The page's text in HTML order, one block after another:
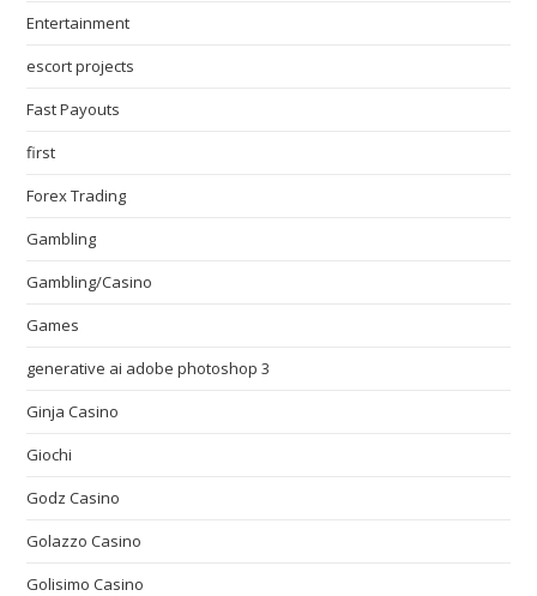
Entertainment
escort projects
Fast Payouts
first
Forex Trading
Gambling
Gambling/Casino
Games
generative ai adobe photoshop 3
Ginja Casino
Giochi
Godz Casino
Golazzo Casino
Golisimo Casino